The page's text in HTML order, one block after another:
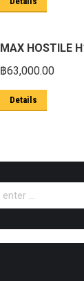
MAX HOSTILE
฿63,000.00
Details